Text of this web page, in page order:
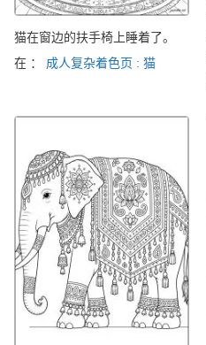
猫在窗边的扶手椅上睡着了。
在 ： 成人复杂着色页 : 猫